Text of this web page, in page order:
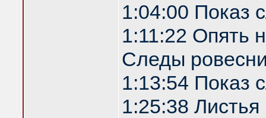
1:04:00 Показ
1:11:22 Опять
Следы
1:13:54 Показ
1:25:38